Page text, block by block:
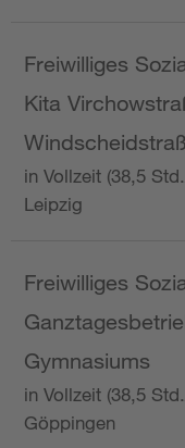
Freiwilliges
Kita
in Vollzeit (38,5
Leipzig
Freiwilliges
Gymnasiums
in Vollzeit (38,5
Göppingen